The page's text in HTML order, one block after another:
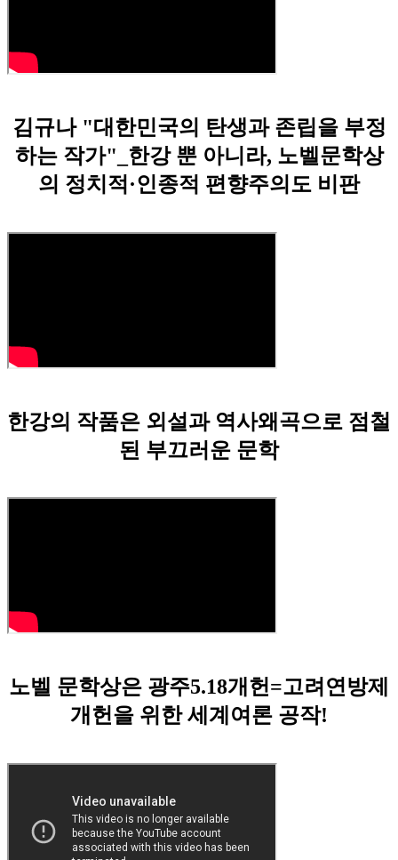
김규나 "대한민국의 탄생과 존립을 부정
하는 작가"_한강 뿐 아니라, 노벨문학상
의 정치적·인종적 편향주의도 비판
한강의 작품은 외설과 역사왜곡으로 점철
된 부끄러운 문학
노벨 문학상은 광주5.18개헌=고려연방제
개헌을 위한 세계여론 공작!